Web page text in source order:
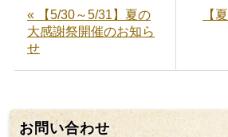
« 【5/30～5/31】夏の
大感謝祭開催のお知ら
せ
【
お問い合わせ